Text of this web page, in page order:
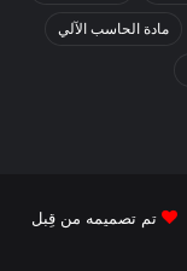
مادة الحاسب الآلي
تم تصميمه من قِبل